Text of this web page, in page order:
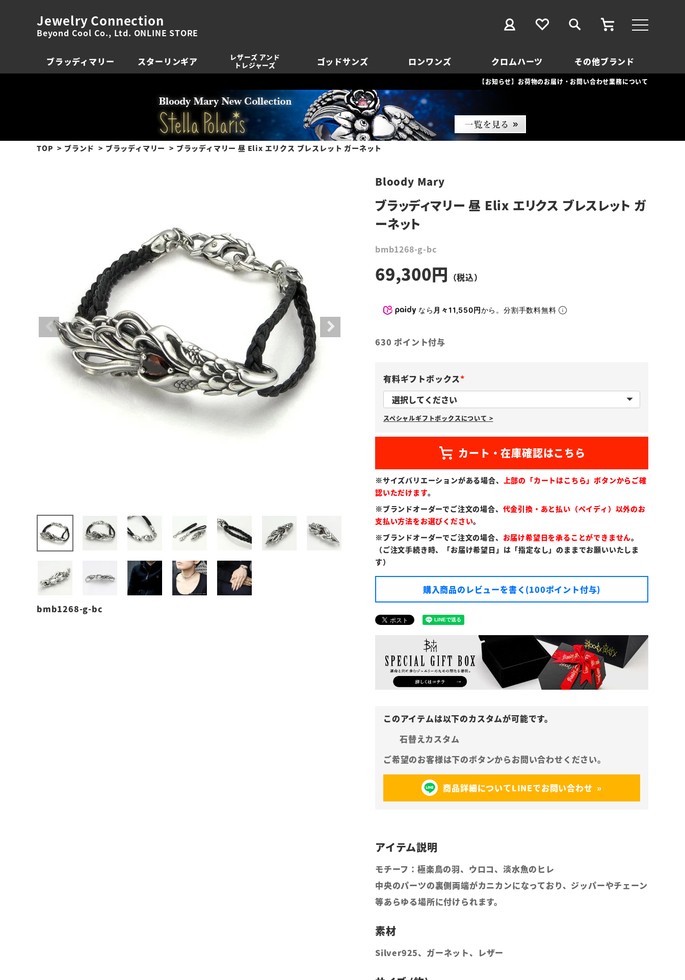
Jewelry Connection
Beyond Cool Co., Ltd. ONLINE STORE
ブラッディマリー スターリンギア
レザーズ アンド
トレジャーズ
ゴッドサンズ ロンワンズ クロムハーツ その他ブランド
【お知らせ】お荷物のお届け・お問い合わせ業務について
TOP ブランド ブラッディマリー ブラッディマリー 昼 Elix エリクス ブレスレット ガーネット
bmb1268-g-bc
Bloody Mary
ブラッディマリー 昼 Elix エリクス ブレスレット ガ
ーネット
bmb1268-g-bc
69,300
なら 月々11,550円から。分割手数料無料
630 ポイント付与
有料ギフトボックス
(
必
スペシャルギフトボックスについて >
※サイズバリエーションがある場合、
上部の「カートはこちら」ボタンからご確
認いただけます。
※ブランドオーダーでご注文の場合、 代金引換・あと払い（ペイディ）以外のお
支払い方法をお選びください。
※ブランドオーダーでご注文の場合、 お届け希望日を承ることができません。
（ご注文手続き時、「お届け希望日」は「指定なし」のままでお願いいたしま
す）
購入商品のレビューを書く(100ポイント付与)
石替えカスタム
商品詳細についてLINEでお問い合わせ
モチーフ：極楽鳥の羽、ウロコ、淡水魚のヒレ
中央のパーツの裏側両端がカニカンになっており、ジッパーやチェーン
等あらゆる場所に付けられます。
Silver925、ガーネット、レザー